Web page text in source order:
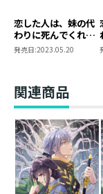
恋した人は、妹の代
わりに死んでくれと
言った。 ポストカー
発売日:2023.05.20
関連商品